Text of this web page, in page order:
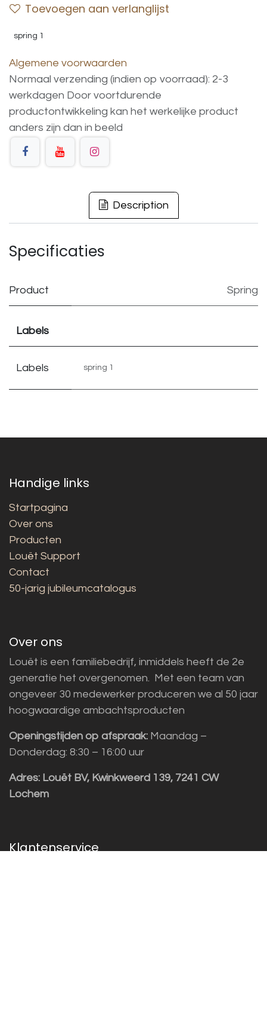
Toevoegen aan verlanglijst
spring 1
Algemene voorwaarden
Normaal verzending (indien op voorraad): 2-3
werkdagen Door voortdurende
productontwikkeling kan het werkelijke product
anders zijn dan in beeld
Description
Specificaties
Product Spring
Labels
Labels spring 1
Handige links
Startpagina
Over ons
Producten
Louët Support
Contact
50-jarig jubileumcatalogus
Over ons
Louët is een familiebedrijf, inmiddels heeft de 2e
generatie het overgenomen. Met een team van
ongeveer 30 medewerker produceren we al 50 jaar
hoogwaardige ambachtsproducten
Openingstijden op afspraak: Maandag –
Donderdag: 8:30 – 16:00 uur
Adres: Louët BV, Kwinkweerd 139, 7241 CW
Lochem
Klantenservice